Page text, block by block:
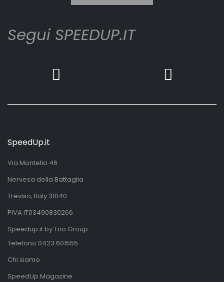
Segui SPEEDUP.IT
SpeedUp.it
Via Montello 46
Nervesa della Battaglia
Treviso, Italy 31040
PIVA IT03490830266
Speedup.it by Trio Group
Telefono 0423.601555
Chi siamo
SpeedUp Magazine